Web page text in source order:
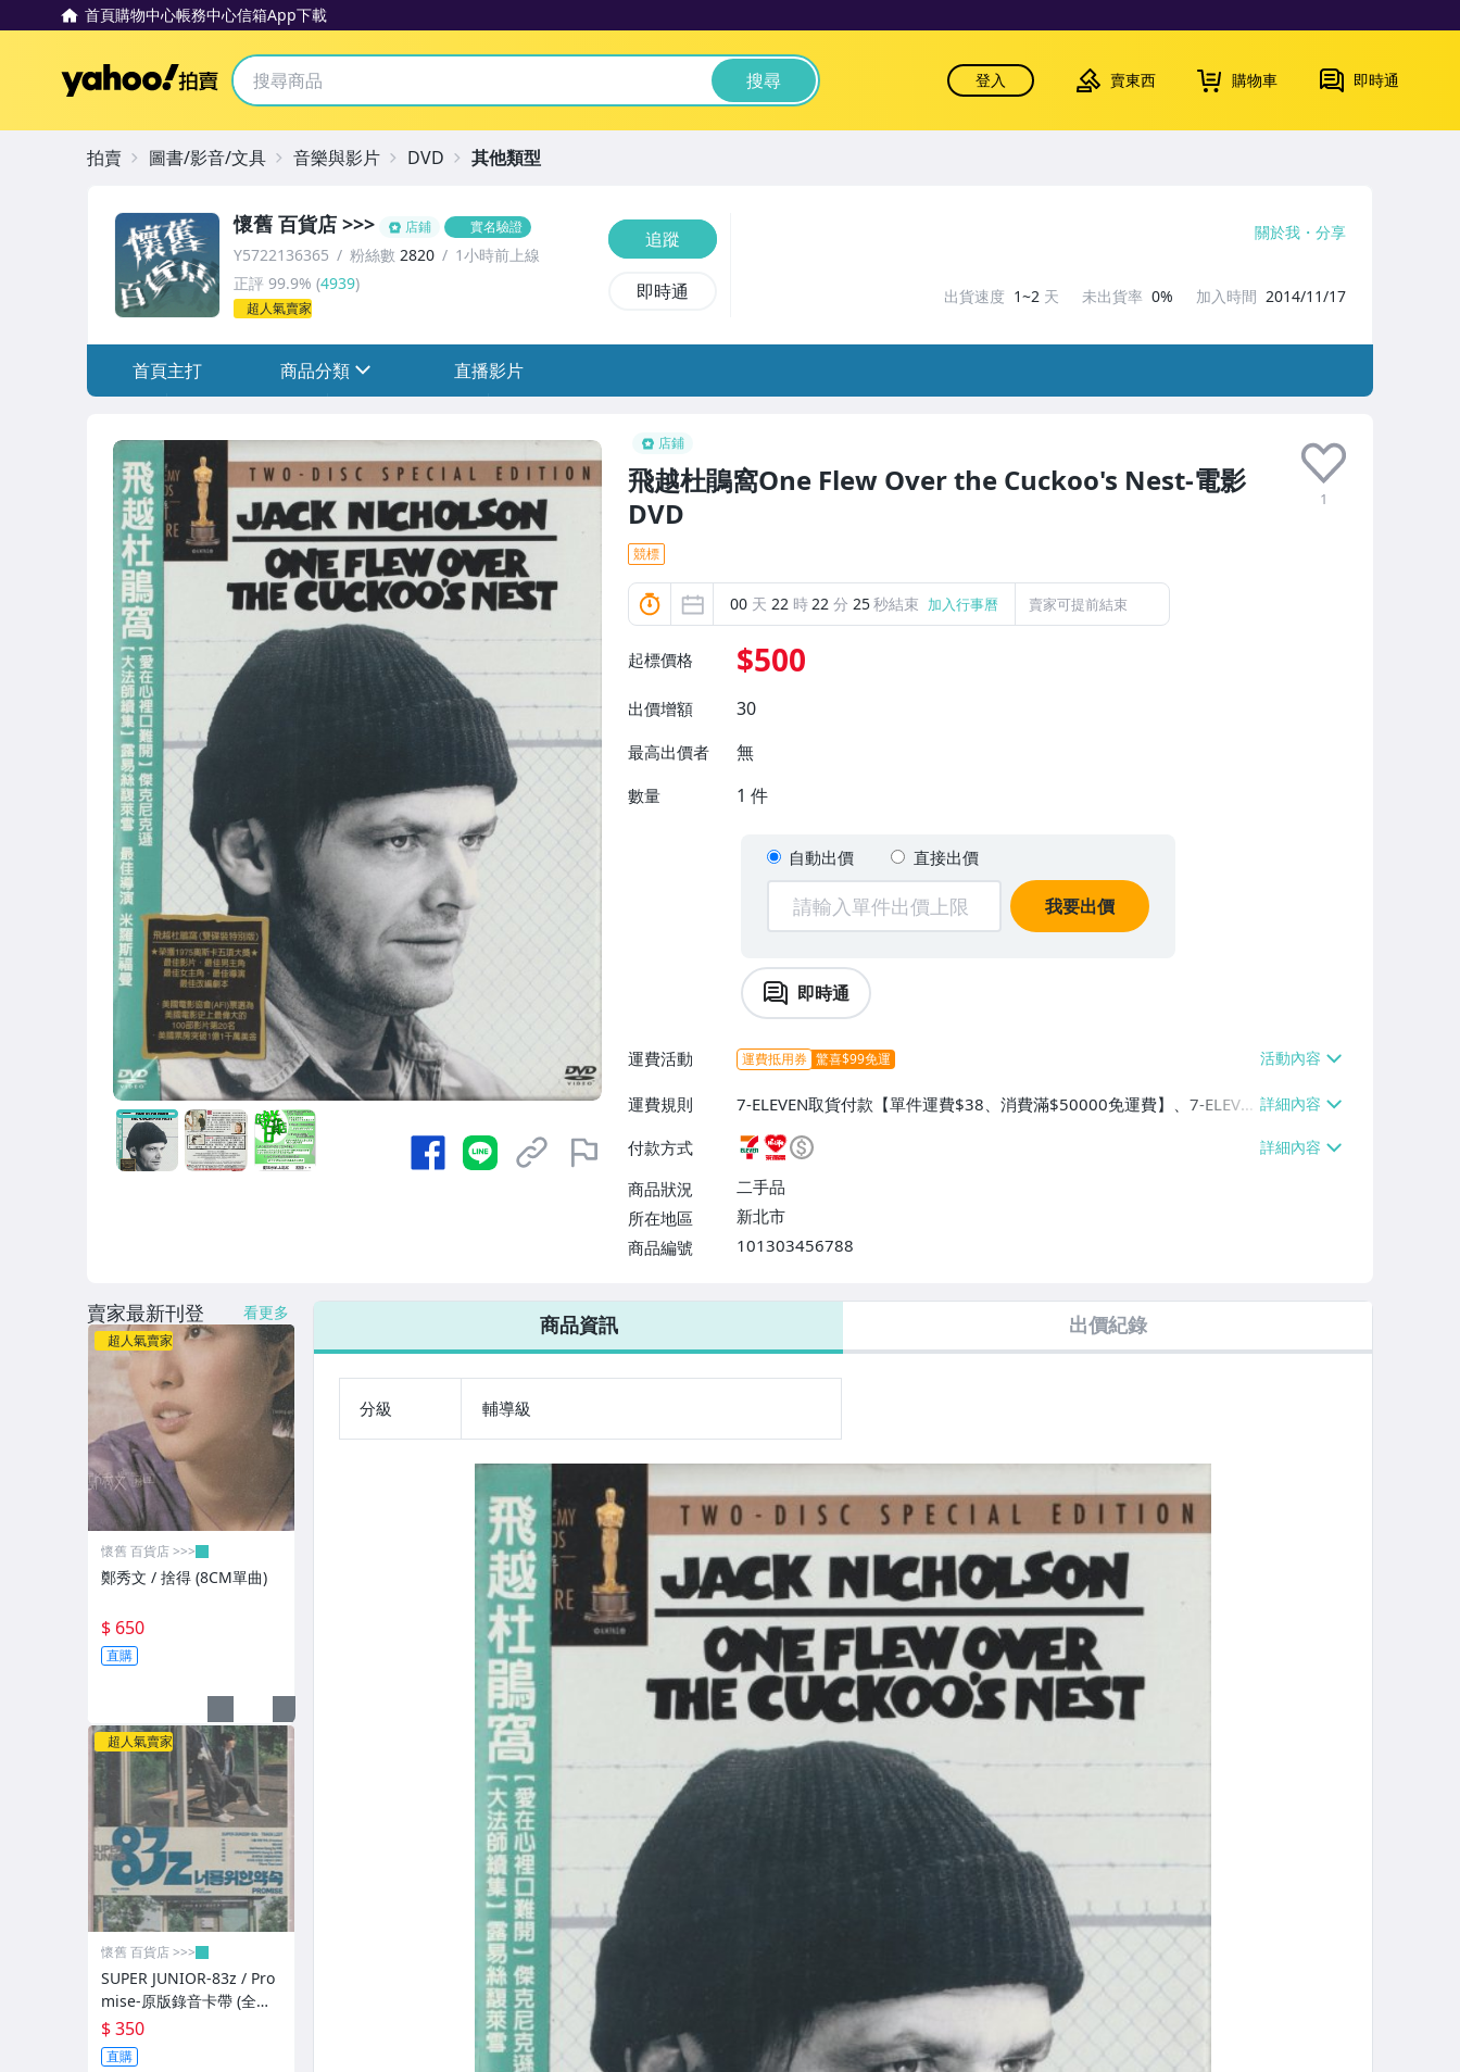
首頁購物中心帳務中心信箱App下載
Yahoo拍賣 搜尋 登入 賣東西 購物車 即時通
店鋪
飛越杜鵑窩One Flew Over the Cuckoo's Nest-電影
DVD
1
競標
00 天 22 時22 分 23秒結束 加入行事曆 賣家可提前結束
起標價格 $500
出價增額 30
最高出價者 無
數量 1 件
自動出價 直接出價
我要出價
即時通
運費活動 運費抵用券 驚喜$99免運
運費規則
7-ELEVEN取貨付款【單件運費$38、消費滿$50000免運費】、7-ELEVE
N取貨不付款【單件運費$38、滿3件或消費滿$50000免運費】、萊爾富
取貨付款【單件運費$60】、郵局掛號【單件運費$65、消費滿$50000
免運費】
付款方式
商品狀況
二手品
所在地區
新北市
商品編號
101303456788
7-ELEVEN 運費只要38元
懷舊 百貨店 >>> 店鋪 實名驗證
Y5722136365 粉絲數 2820
1小時前上線
正評 99.9% (4939)
超人氣賣家
追蹤
即時通
關於我 分享
出貨速度 1~2 天 未出貨率 0% 加入時間 2014/11/17
首頁主打 商品分類
華語 女歌手
華語 男歌手
華語 團體/樂團
華語 合輯
西洋 女歌手
西洋 男歌手
西洋 團體/樂團
西洋 合輯
日韓 女歌手
日韓 男歌手
日韓 團體/樂團
日韓 合輯
電影/電視原聲帶
新世紀/古典/演奏
原版錄音卡帶區
其他影音專區
直播影片
拍賣 圖書/影音/文具 音樂與影片 DVD 其他類型
商品資訊 出價紀錄
分級 輔導級
賣家最新刊登 看更多
超人氣賣家
懷舊 百貨店 >>>
鄭秀文 / 捨得 (8CM單曲)
$ 650
直購
超人氣賣家
懷舊 百貨店 >>>
SUPER JUNIOR-83z / Pro
mise-原版錄音卡帶 (全新
未拆封)
$ 350
直購